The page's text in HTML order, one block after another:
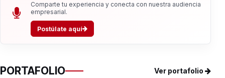
Comparte tu experiencia y conecta con nuestra audiencia
empresarial.
Postúlate aquí
PORTAFOLIO Ver portafolio